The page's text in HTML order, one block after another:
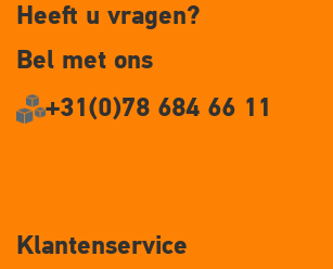
Heeft u vragen?
Bel met ons
+31(0)78 684 66 11
Klantenservice